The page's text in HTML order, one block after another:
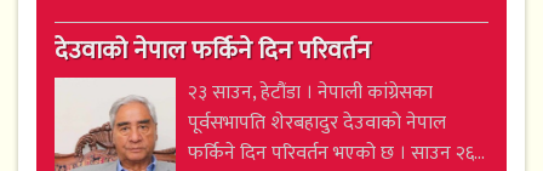
देउवाको नेपाल फर्किने दिन परिवर्तन
२३ साउन, हेटौंडा । नेपाली कांग्रेसका
पूर्वसभापति शेरबहादुर देउवाको नेपाल
फर्किने दिन परिवर्तन भएको छ । साउन २६...